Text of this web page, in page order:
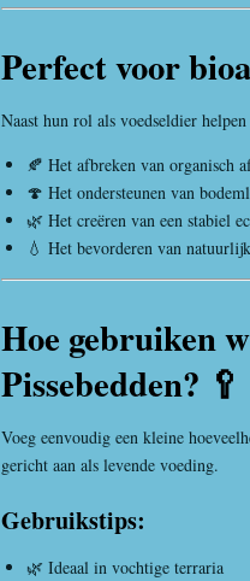
Perfect voor
Naast hun rol als voedseldier
🍂 Het afbreken van organisch
🍄 Het ondersteunen van
🌿 Het creëren van een stabiel
💧 Het bevorderen van
Hoe gebruiken
Pissebedden? 🥄
Voeg eenvoudig een kleine
gericht aan als levende voeding.
Gebruikstips:
🌿 Ideaal in vochtige terraria